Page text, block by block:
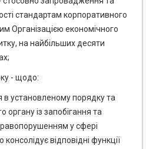
стандартам корпоративного
Організацією економічного
на найбільших десяти
- щодо:
в установленому порядку та
органу із запобігання та
у сфері
відповідні функції